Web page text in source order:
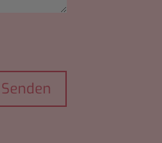
Senden